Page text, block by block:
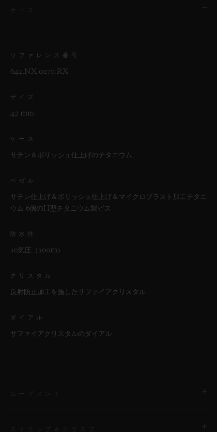
リファレンス番号
642.NX.0170.RX
サイズ
42 mm
ケース
サテン＆ポリッシュ仕上げのチタニウム
ベゼル
サテン仕上げ＆ポリッシュ仕上げ＆マイクロブラスト加工チタニ
ウム 6個のH型チタニウム製ビス
防水性
10気圧（100m）
クリスタル
反射防止加工を施したサファイアクリスタル
ダイアル
サファイアクリスタルのダイアル